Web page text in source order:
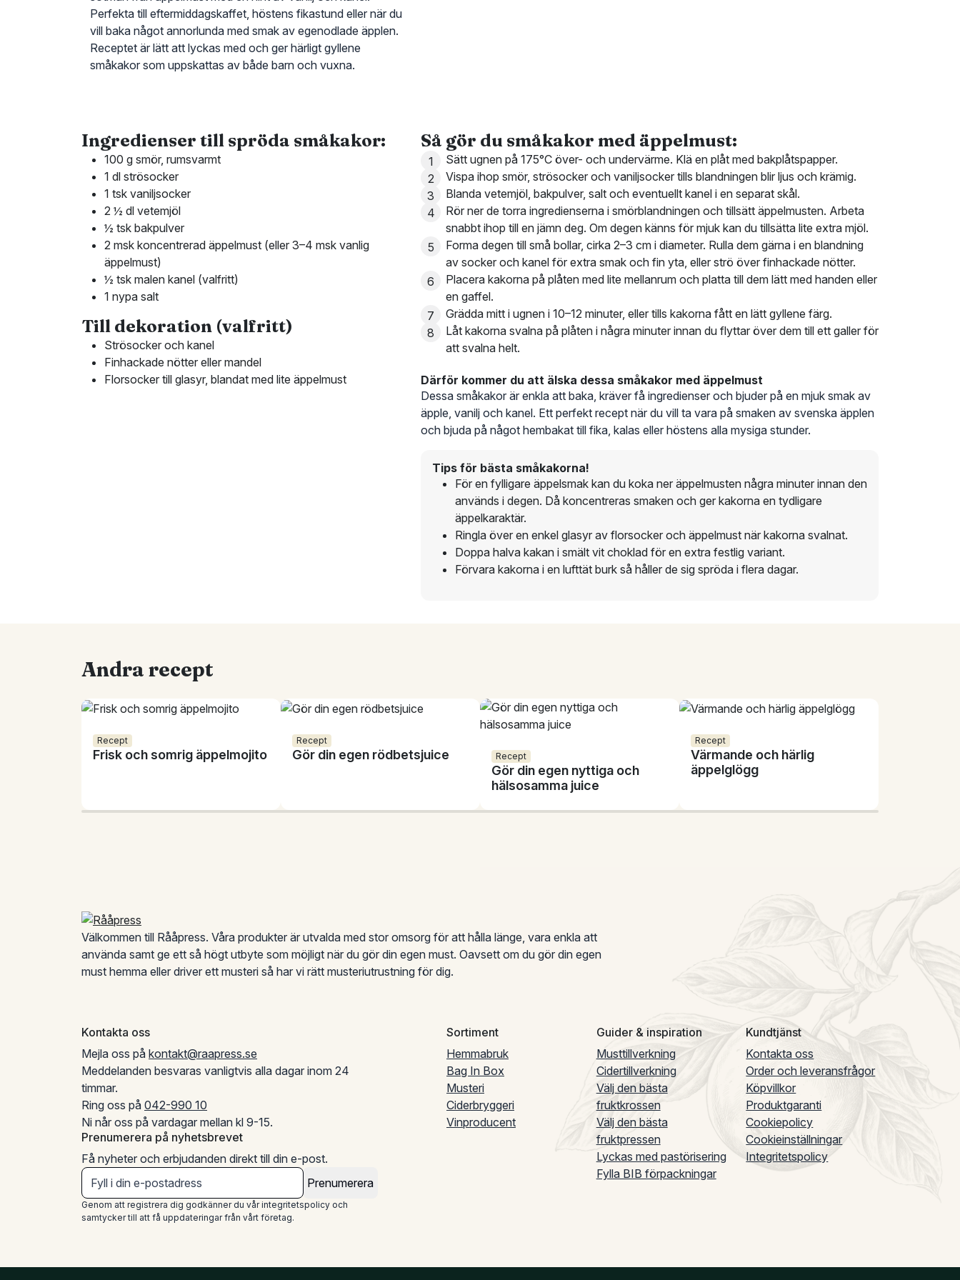
Perfekta till eftermiddagskaffet, höstens fikastund eller när du
vill baka något annorlunda med smak av egenodlade äpplen.
Receptet är lätt att lyckas med och ger härligt gyllene
småkakor som uppskattas av både barn och vuxna.
Ingredienser till spröda småkakor:
100 g smör, rumsvarmt
1 dl strösocker
1 tsk vaniljsocker
2 ½ dl vetemjöl
½ tsk bakpulver
2 msk koncentrerad äppelmust (eller 3–4 msk vanlig
äppelmust)
½ tsk malen kanel (valfritt)
1 nypa salt
Till dekoration (valfritt)
Strösocker och kanel
Finhackade nötter eller mandel
Florsocker till glasyr, blandat med lite äppelmust
Så gör du småkakor med äppelmust:
Sätt ugnen på 175°C över- och undervärme. Klä en plåt med bakplåtspapper.
Vispa ihop smör, strösocker och vaniljsocker tills blandningen blir ljus och krämig.
Blanda vetemjöl, bakpulver, salt och eventuellt kanel i en separat skål.
Rör ner de torra ingredienserna i smörblandningen och tillsätt äppelmusten. Arbeta
snabbt ihop till en jämn deg. Om degen känns för mjuk kan du tillsätta lite extra mjöl.
Forma degen till små bollar, cirka 2–3 cm i diameter. Rulla dem gärna i en blandning
av socker och kanel för extra smak och fin yta, eller strö över finhackade nötter.
Placera kakorna på plåten med lite mellanrum och platta till dem lätt med handen eller
en gaffel.
Grädda mitt i ugnen i 10–12 minuter, eller tills kakorna fått en lätt gyllene färg.
Låt kakorna svalna på plåten i några minuter innan du flyttar över dem till ett galler för
att svalna helt.
Därför kommer du att älska dessa småkakor med äppelmust
Dessa småkakor är enkla att baka, kräver få ingredienser och bjuder på en mjuk smak av
äpple, vanilj och kanel. Ett perfekt recept när du vill ta vara på smaken av svenska äpplen
och bjuda på något hembakat till fika, kalas eller höstens alla mysiga stunder.
Tips för bästa småkakorna!
För en fylligare äppelsmak kan du koka ner äppelmusten några minuter innan den
används i degen. Då koncentreras smaken och ger kakorna en tydligare
äppelkaraktär.
Ringla över en enkel glasyr av florsocker och äppelmust när kakorna svalnat.
Doppa halva kakan i smält vit choklad för en extra festlig variant.
Förvara kakorna i en lufttät burk så håller de sig spröda i flera dagar.
Andra recept
Recept
Frisk och somrig äppelmojito
Recept
Gör din egen rödbetsjuice Recept
Gör din egen nyttiga och
hälsosamma juice
Recept
Värmande och härlig
äppelglögg
Välkommen till Rååpress. Våra produkter är utvalda med stor omsorg för att hålla länge, vara enkla att
använda samt ge ett så högt utbyte som möjligt när du gör din egen must. Oavsett om du gör din egen
must hemma eller driver ett musteri så har vi rätt musteriutrustning för dig.
Kontakta oss
Mejla oss på kontakt@raapress.se
Meddelanden besvaras vanligtvis alla dagar inom 24
timmar.
Ring oss på 042-990 10
Ni når oss på vardagar mellan kl 9-15.
Prenumerera på nyhetsbrevet
Få nyheter och erbjudanden direkt till din e-post.
Prenumerera
Genom att registrera dig godkänner du vår integritetspolicy och
samtycker till att få uppdateringar från vårt företag.
Sortiment
Hemmabruk
Bag In Box
Musteri
Ciderbryggeri
Vinproducent
Guider & inspiration
Musttillverkning
Cidertillverkning
Välj den bästa
fruktkrossen
Välj den bästa
fruktpressen
Lyckas med pastörisering
Fylla BIB förpackningar
Kundtjänst
Kontakta oss
Order och leveransfrågor
Köpvillkor
Produktgaranti
Cookiepolicy
Cookieinställningar
Integritetspolicy